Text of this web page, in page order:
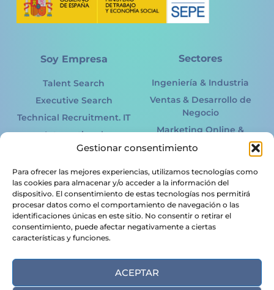
Gestionar consentimiento
Para ofrecer las mejores experiencias, utilizamos tecnologías como
las cookies para almacenar y/o acceder a la información del
dispositivo. El consentimiento de estas tecnologías nos permitirá
procesar datos como el comportamiento de navegación o las
identificaciones únicas en este sitio. No consentir o retirar el
consentimiento, puede afectar negativamente a ciertas
características y funciones.
ACEPTAR
Soy Empresa
Talent Search
Executive Search
Technical Recruitment. IT
International
Recruitment
HR Services
Soy Candidato
Ofertas de Empleo
Sectores
Ingeniería & Industria
Ventas & Desarrollo de
Negocio
Marketing Online &
Offline
Information Technology.
IT
Energía Renovable
Logística & Transporte
Legal & Financiero